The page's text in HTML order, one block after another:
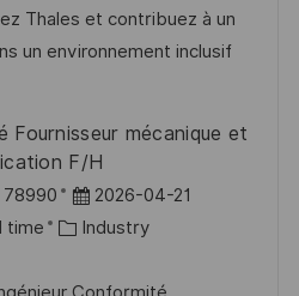
Thales et contribuez à un
un environnement inclusif
Fournisseur mécanique et
F/H
78990
P
o
t
2026-04-21
time
C
t
Industry